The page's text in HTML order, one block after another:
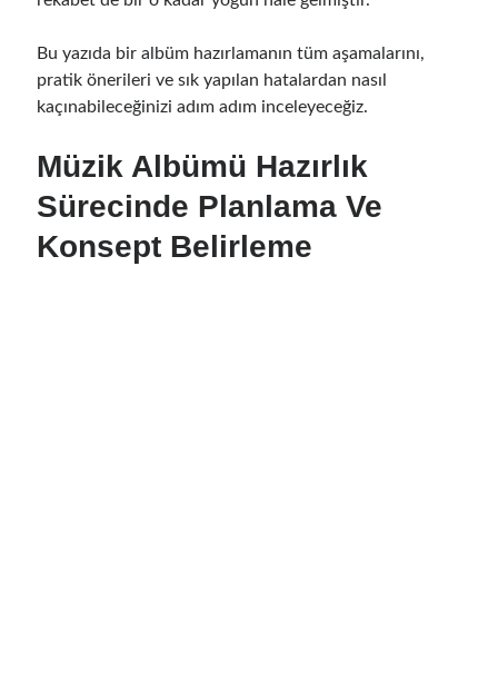
Bu yazıda bir albüm hazırlamanın tüm aşamalarını,
pratik önerileri ve sık yapılan hatalardan nasıl
kaçınabileceğinizi adım adım inceleyeceğiz.
Müzik Albümü Hazırlık
Sürecinde Planlama Ve
Konsept Belirleme